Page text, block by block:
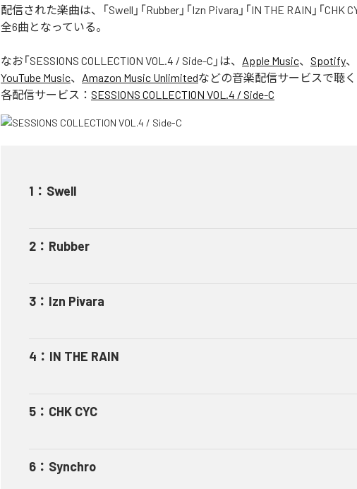
配信された楽曲は、「Swell」「Rubber」「Izn Pivara」「IN THE RAIN」「CHK
全6曲となっている。
なお「SESSIONS COLLECTION VOL.4 / Side-C 」は、 Apple Music、 Spotify、
YouTube Music、 Amazon Music Unlimitedなどの音楽配信サービスで聴く
各配信サービス： SESSIONS COLLECTION VOL.4 / Side-C
1 ： Swell
2 ： Rubber
3 ： Izn Pivara
4 ： IN THE RAIN
5 ： CHK CYC
6 ： Synchro